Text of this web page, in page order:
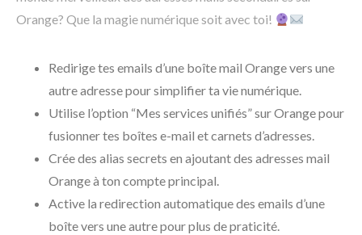
Orange? Que la magie numérique soit avec toi!
Redirige tes emails d’une boîte mail Orange vers une
autre adresse pour simplifier ta vie numérique.
Utilise l’option “Mes services unifiés” sur Orange pour
fusionner tes boîtes e-mail et carnets d’adresses.
Crée des alias secrets en ajoutant des adresses mail
Orange à ton compte principal.
Active la redirection automatique des emails d’une
boîte vers une autre pour plus de praticité.